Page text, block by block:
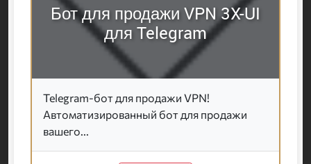
Бот для продажи VPN 3X-UI
для Telegram
Telegram-бот для продажи VPN!
Автоматизированный бот для продажи
вашего...